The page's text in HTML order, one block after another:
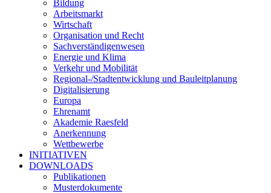
Bildung
Arbeitsmarkt
Wirtschaft
Organisation und Recht
Sachverständigenwesen
Energie und Klima
Verkehr und Mobilität
Regional-/Stadtentwicklung und Bauleitplanung
Digitalisierung
Europa
Ehrenamt
Akademie Raesfeld
Anerkennung
Wettbewerbe
INITIATIVEN
DOWNLOADS
Publikationen
Musterdokumente